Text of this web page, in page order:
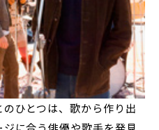
ひとつは、歌から作り出